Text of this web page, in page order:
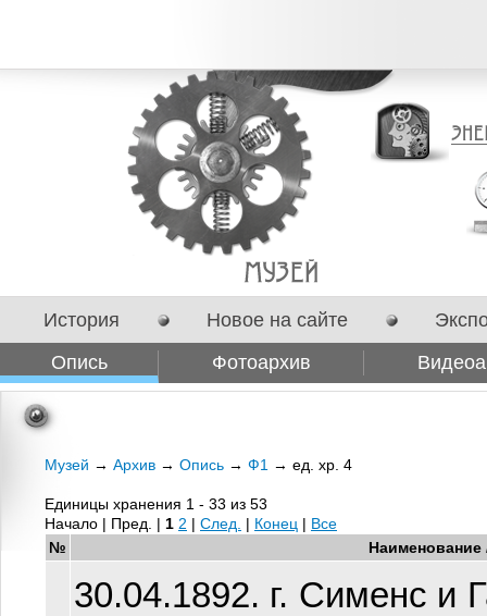
История Новое на сайте
Опись
Фотоархив
Сотрудничество
Музей → Архив → Опись → Ф1 → ед. хр. 4
Единицы хранения 1 - 33 из 53
Начало | Пред. | 1 2 | След. | Конец | Все
№
Наименование
30.04.1892. г. Сименс и